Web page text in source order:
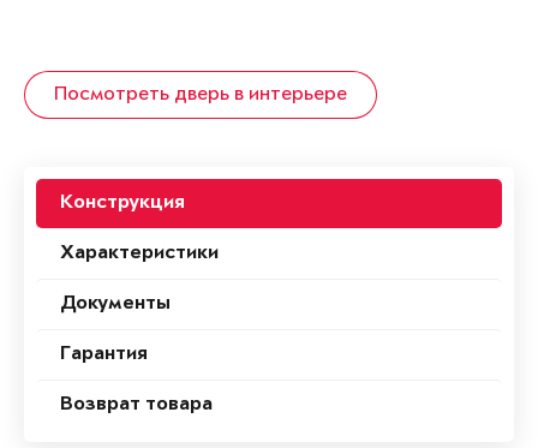
Посмотреть дверь в интерьере
Конструкция
Характеристики
Документы
Гарантия
Возврат товара